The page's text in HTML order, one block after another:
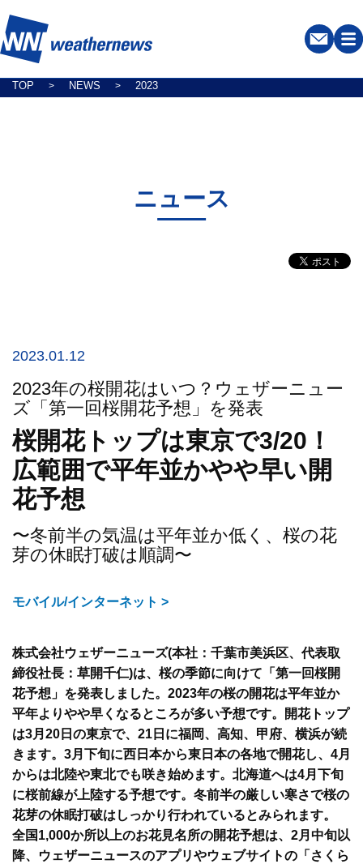
TOP > NEWS > 2023
ニュース
2023.01.12
2023年の桜開花はいつ？ウェザーニュー
ズ「第一回桜開花予想」を発表
桜開花トップは東京で3/20！
広範囲で平年並かやや早い開
花予想
〜冬前半の気温は平年並か低く、桜の花
芽の休眠打破は順調〜
モバイル/インターネット >
株式会社ウェザーニューズ(本社：千葉市美浜区、代表取
締役社長：草開千仁)は、桜の季節に向けて「第一回桜開
花予想」を発表しました。2023年の桜の開花は平年並か
平年よりやや早くなるところが多い予想です。開花トップ
は3月20日の東京で、21日に福岡、高知、甲府、横浜が続
きます。3月下旬に西日本から東日本の各地で開花し、4月
からは北陸や東北でも咲き始めます。北海道へは4月下旬
に桜前線が上陸する予想です。冬前半の厳しい寒さで桜の
花芽の休眠打破はしっかり行われているとみられます。
全国1,000か所以上のお花見名所の開花予想は、2月中旬以
降、ウェザーニュースのアプリやウェブサイトの「さくら